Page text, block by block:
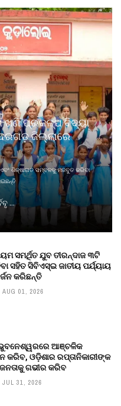
ଖଣି ପ୍ରକଳ୍ପ ବିଦ୍ୟା
ଜିଲ୍ଲାରେ
ଶିକ୍ଷାଗତ ସମ୍ବଳକୁ ମଜବୁତ କରିବା
...
ସମର୍ଥିତ ଯୁବ ତୀରନ୍ଦାଜ ୩ଟି
ସହିତ ସିବିଏସ୍ଇ ଜାତୀୟ ପର୍ଯ୍ୟାୟ
କରିଛନ୍ତି
AUG 01, 2026
ଆଞ୍ଚଳିକ
କରିବ, ଓଡ଼ିଶାର ରପ୍ତାନିକାରୀଙ୍କ
ଗଭୀର କରିବ
JUL 31, 2026